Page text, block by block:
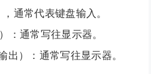
通常代表键盘输入。
：通常写往显示器。
出）：通常写往显示器。